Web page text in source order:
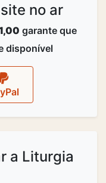
no ar
garante que
disponível
a Liturgia